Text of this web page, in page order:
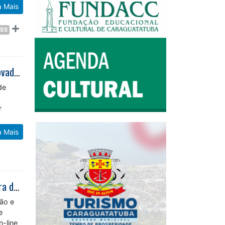
Mais
Caraguatatuba recebe segunda edição da Catcher Car Run com formato inovador de corrida de rua
Mais
Desconto de 10% no pagamento à vista do ISS Fixo e das taxas da Prefeitura de Caraguatatuba vence na segunda-feira
e
line